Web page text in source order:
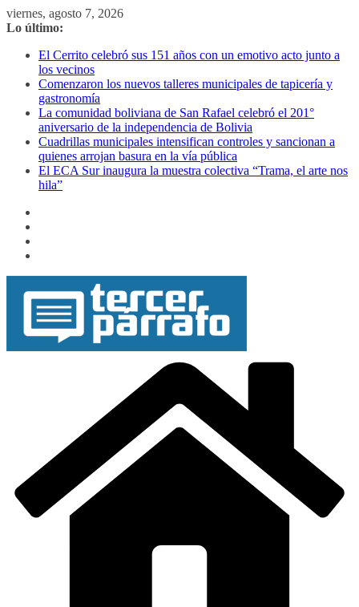
Saltar
al
viernes, agosto 7, 2026
Lo último:
El Cerrito celebró sus 151 años con un emotivo acto junto a
los vecinos
Comenzaron los nuevos talleres municipales de tapicería y
gastronomía
La comunidad boliviana de San Rafael celebró el 201°
aniversario de la independencia de Bolivia
Cuadrillas municipales intensifican controles y sancionan a
quienes arrojan basura en la vía pública
El ECA Sur inaugura la muestra colectiva “Trama, el arte nos
hila”